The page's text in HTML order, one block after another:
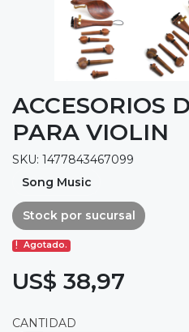
ACCESORIOS
PARA VIOLIN
SKU: 1477843467099
Song Music
Stock por sucursal
Agotado.
US$ 38,97
CANTIDAD